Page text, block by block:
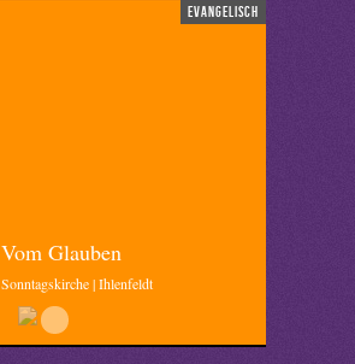
evangelisch
Vom Glauben
Sonntagskirche | Ihlenfeldt